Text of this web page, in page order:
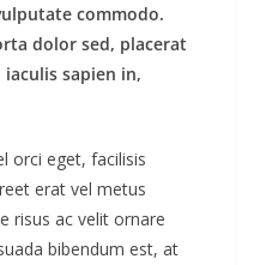
commodo.
dolor sed, placerat
sapien in,
orci eget, facilisis
erat vel metus
risus ac velit ornare
bibendum est, at